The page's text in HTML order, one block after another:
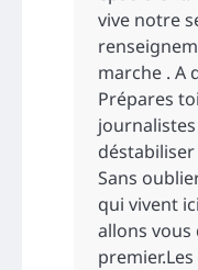
vive notre
marche . A
Prépares
déstabiliser
Sans
qui vivent
allons vous